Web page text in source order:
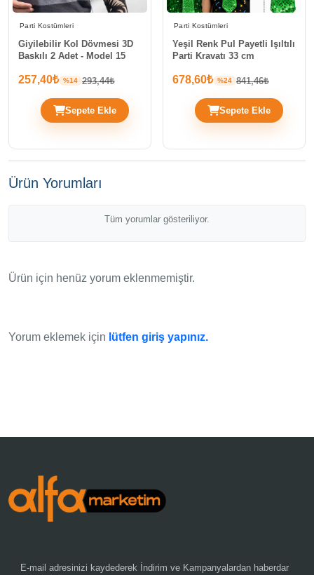
Parti Kostümleri
Giyilebilir Kol Dövmesi 3D
Baskılı 2 Adet - Model 15
257,40₺ %14 293,44₺
Sepete Ekle
Parti Kostümleri
Yeşil Renk Pul Payetli Işıltılı
Parti Kravatı 33 cm
678,60₺ %24 841,46₺
Sepete Ekle
Ürün Yorumları
Tüm yorumlar gösteriliyor.
Ürün için henüz yorum eklenmemiştir.
Yorum eklemek için lütfen giriş yapınız.
E-mail adresinizi kaydederek İndirim ve Kampanyalardanhaberdar